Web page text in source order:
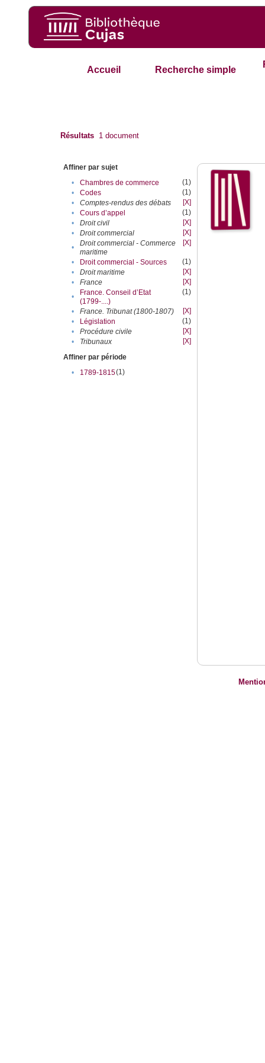
Accueil Recherche simple
Résultats 1 document
Affiner par sujet
•
Chambres de commerce
(1)
•
Codes
(1)
•
Comptes-rendus des débats
[X]
•
Cours d’appel
(1)
•
Droit civil
[X]
•
Droit commercial
[X]
•
Droit commercial - Commerce
maritime
[X]
• Droit commercial - Sources
(1)
•
Droit maritime
[X]
•
France
[X]
•
France. Conseil d’Etat
(1799-....)
(1)
• France. Tribunat (1800-1807)
[X]
•
Législation
(1)
•
Procédure civile
[X]
•
Tribunaux
[X]
Affiner par période
•
1789-1815(1)